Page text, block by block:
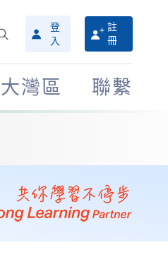
搜
尋
介
面
登
入
註
冊
灣區 聯繫